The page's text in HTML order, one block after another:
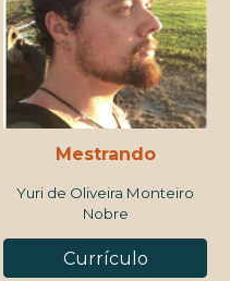
Mestrand o
Yuri de Oliveira Monteiro
Nobre
Currículo